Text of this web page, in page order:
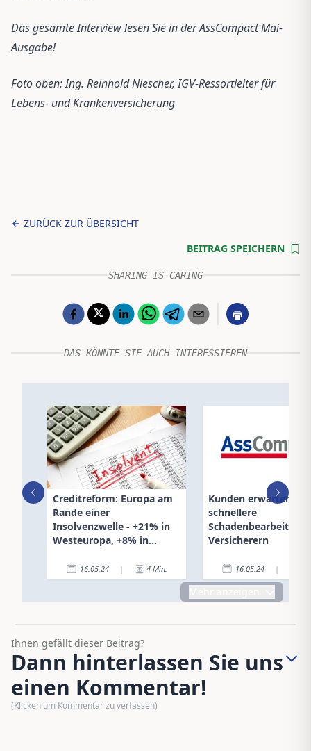
Das gesamte Interview lesen Sie in der AssCompact Mai-
Ausgabe!
Foto oben: Ing. Reinhold Niescher, IGV-Ressortleiter für
Lebens- und Krankenversicherung
ZURÜCK ZUR ÜBERSICHT
BEITRAG SPEICHERN
SHARING IS CARING
DAS KÖNNTE SIE AUCH INTERESSIEREN
Creditreform: Europa am
Rande einer
Insolvenzwelle - +21% in
Westeuropa, +8% in
16.05.24 | 4 Min.
Kunden erwarten
schnellere
Schadenbearbeitung
Versicherern
16.05.24 |
Ihnen gefällt dieser Beitrag?
Dann hinterlassen Sie uns
einen Kommentar!
(Klicken um Kommentar zu verfassen)